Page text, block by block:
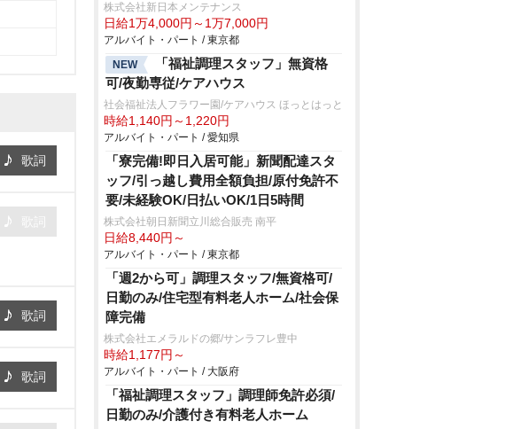
歌詞
歌詞
歌詞
株式会社新日本メンテナンス
日給1万4,000円～1万7,000円
アルバイト・パート / 東京都
NEW
「福祉調理スタッフ」無資格
可/夜勤専従/ケアハウス
社会福祉法人フラワー園/ケアハウス ほっとはっと
時給1,140円～1,220円
アルバイト・パート / 愛知県
「寮完備!即日入居可能」新聞配達スタ
ッフ/引っ越し費用全額負担/原付免許不
要/未経験OK/日払いOK/1日5時間
株式会社朝日新聞立川総合販売 南平
日給8,440円～
アルバイト・パート / 東京都
「週2から可」調理スタッフ/無資格可/
日勤のみ/住宅型有料老人ホーム/社会保
障完備
株式会社エメラルドの郷/サンラフレ豊中
時給1,177円～
アルバイト・パート / 大阪府
「福祉調理スタッフ」調理師免許必須/
日勤のみ/介護付き有料老人ホーム